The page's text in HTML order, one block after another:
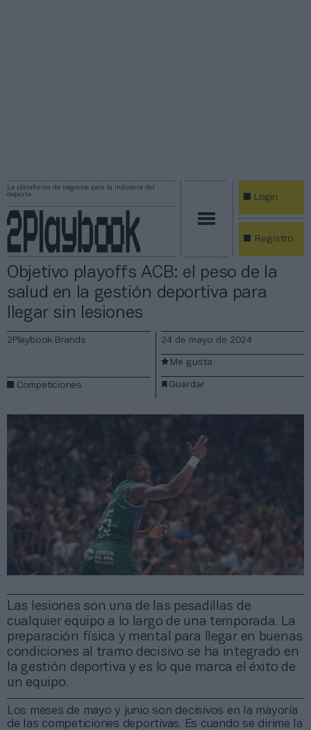
La plataforma de negocios para la industria del
deporte
Login
Registro
Objetivo playoffs ACB: el peso de la
salud en la gestión deportiva para
llegar sin lesiones
Las lesiones son una de las pesadillas de
cualquier equipo a lo largo de una temporada. La
preparación física y mental para llegar en buenas
condiciones al tramo decisivo se ha integrado en
la gestión deportiva y es lo que marca el éxito de
un equipo.
2Playbook Brands
Competiciones
24 de mayo de 2024
Guardar
Me gusta
Los meses de mayo y junio son decisivos en la mayoría
de las competiciones deportivas. Es cuando se dirime la